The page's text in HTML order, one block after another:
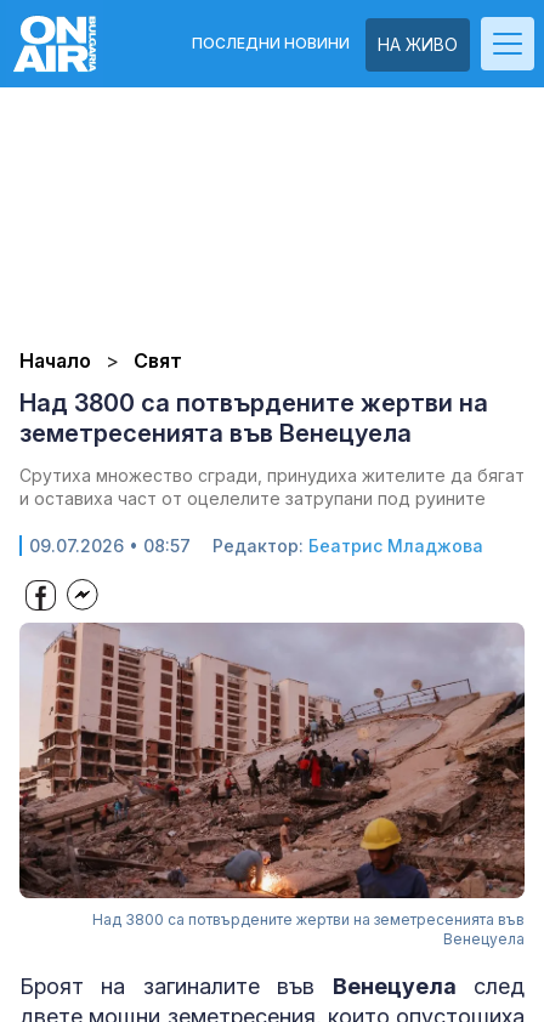
НА ЖИВО
ПОСЛЕДНИ НОВИНИ
Начало Свят
Над 3800 са потвърдените жертви на
земетресенията във Венецуела
Срутиха множество сгради, принудиха жителите да бягат
и оставиха част от оцелелите затрупани под руините
09.07.2026 • 08:57 Редактор: Беатрис Младжова
Над 3800 са потвърдените жертви на земетресенията във
Венецуела
Броят на загиналите във Венецуела след
двете мощни земетресения, които опустошиха